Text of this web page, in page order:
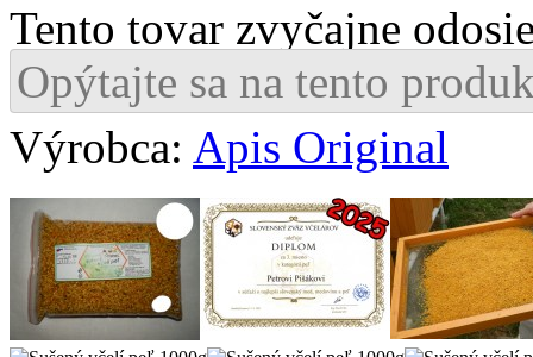
Tento tovar zvyčajne
Opýtajte sa na tento
Výrobca: Apis Original